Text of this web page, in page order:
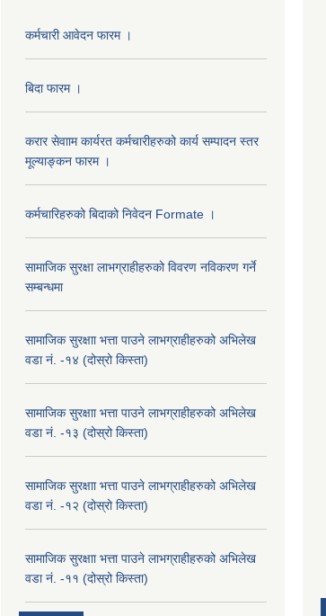
कर्मचारी आवेदन फारम ।
बिदा फारम ।
करार सेवााम कार्यरत कर्मचारीहरुको कार्य सम्पादन स्तर
मूल्याङ्कन फारम ।
कर्मचारिहरुको बिदाको निवेदन Formate ।
सामाजिक सुरक्षा लाभग्राहीहरुको विवरण नविकरण गर्ने
सम्बन्धमा
सामाजिक सुरक्षाा भत्ता पाउने लाभग्राहीहरुको अभिलेख
वडा नं. -१४ (दोस्रो किस्ता)
सामाजिक सुरक्षाा भत्ता पाउने लाभग्राहीहरुको अभिलेख
वडा नं. -१३ (दोस्रो किस्ता)
सामाजिक सुरक्षाा भत्ता पाउने लाभग्राहीहरुको अभिलेख
वडा नं. -१२ (दोस्रो किस्ता)
सामाजिक सुरक्षाा भत्ता पाउने लाभग्राहीहरुको अभिलेख
वडा नं. -११ (दोस्रो किस्ता)